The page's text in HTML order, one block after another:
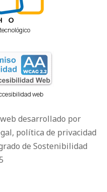
web
desarrollado por
política de privacidad
de Sostenibilidad